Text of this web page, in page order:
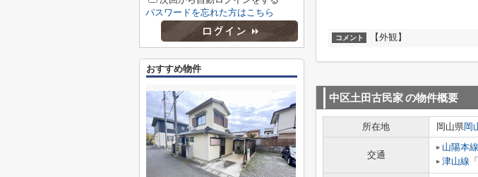
コメント 【外観】
中区土田古民家の物件概要
所在地 岡山県岡
交通
山陽本線
津山線 「
パスワードを忘れた方はこちら
おすすめ物件